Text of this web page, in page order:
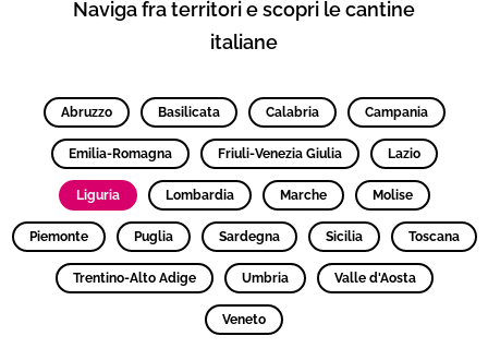
Naviga fra territori e scopri le cantine
italiane
Abruzzo Basilicata Calabria Campania
Emilia-Romagna Friuli-Venezia Giulia Lazio
Liguria Lombardia Marche Molise
Piemonte Puglia Sardegna Sicilia Toscana
Trentino-Alto Adige Umbria Valle d'Aosta
Veneto